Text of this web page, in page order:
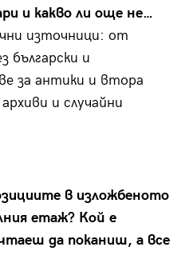
и какво ли още не…
източници: от
български и
за антики и втора
и случайни
в изложбеното
етаж? Кой е
да поканиш, а все